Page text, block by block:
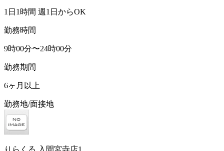
1日1時間 週1日からOK
勤務時間
9時00分〜24時00分
勤務期間
6ヶ月以上
勤務地/面接地
りらくる 入間宮寺店1